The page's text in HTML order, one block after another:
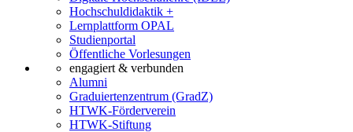
Hochschuldidaktik +
Lernplattform OPAL
Studienportal
Öffentliche Vorlesungen
engagiert & verbunden
Alumni
Graduiertenzentrum (GradZ)
HTWK-Förderverein
HTWK-Stiftung